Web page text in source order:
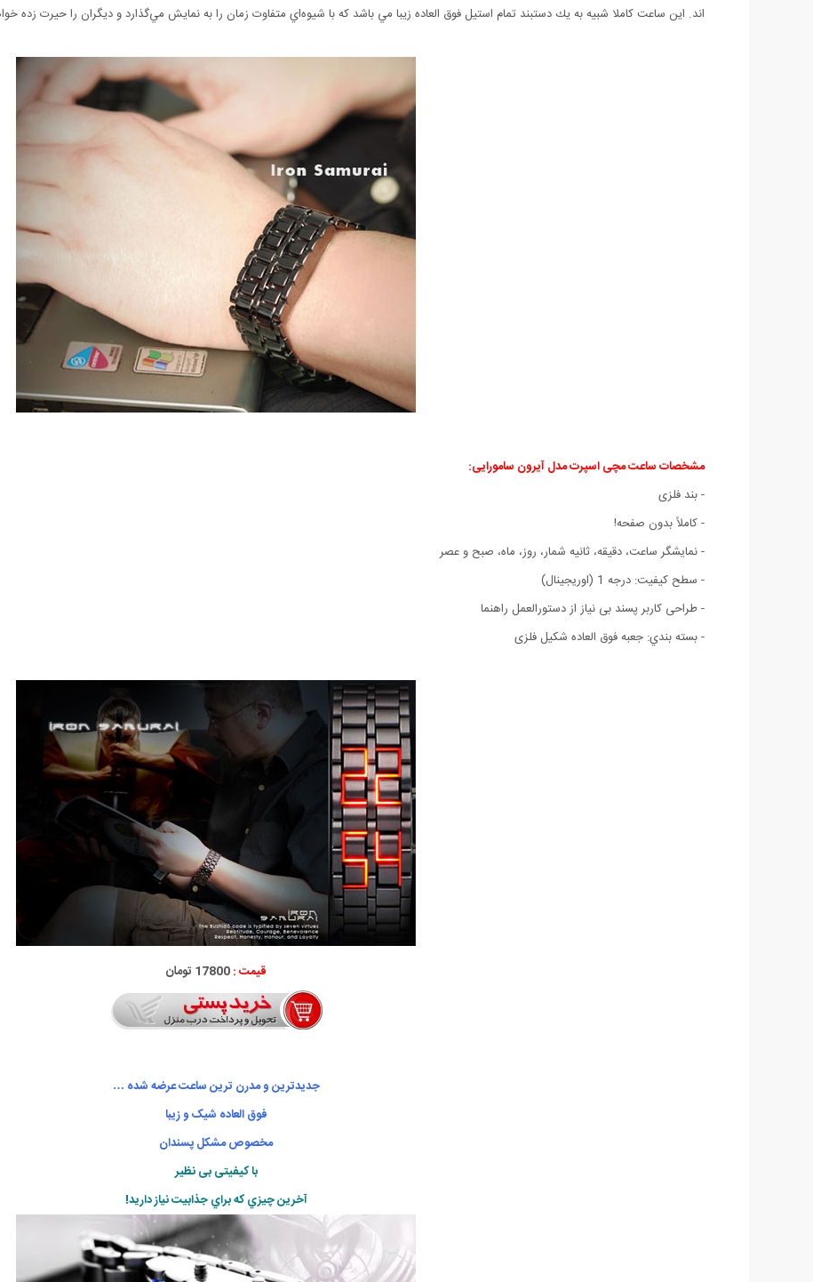
اند. اين ساعت كاملا شبيه به يك دستبند تمام استيل فوق العاده زيبا مي باشد كه با شيوه‌اي متفاوت زمان را به نمايش مي‌گذارد و ديگران را حيرت زده
مشخصات ساعت مچی اسپرت مدل آیرون سامورایی:
- بند فلزی
- کاملاً بدون صفحه!
- نمایشگر ساعت، دقیقه، ثانیه شمار، روز، ماه، صبح و عصر
- سطح کیفیت: درجه 1 (اوریجینال)
- طراحی کاربر پسند بی نیاز از دستورالعمل راهنما
- بسته بندي: جعبه فوق العاده شکیل فلزی
قیمت :
جدیدترین و مدرن ترین ساعت عرضه شده …
فوق العاده شیک و زیبا
مخصوص مشکل پسندان
با کیفیتی بی نظیر
آخرين چيزي كه براي جذابيت نياز داريد!